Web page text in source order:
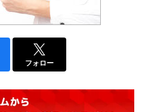
フォロー